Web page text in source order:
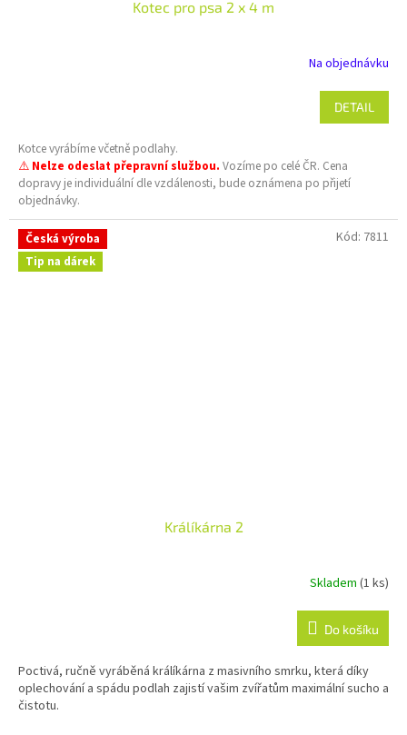
Kotec pro psa 2 x 4 m
Na objednávku
DETAIL
Kotce vyrábíme včetně podlahy.
⚠️ Nelze odeslat přepravní službou. Vozíme po celé ČR. Cena
dopravy je individuální dle vzdálenosti, bude oznámena po přijetí
objednávky.
Česká výroba
Tip na dárek
Králíkárna 2
z
5
hvězdiček.
Skladem(1 ks)
Do košíku
Poctivá, ručně vyráběná králíkárna z masivního smrku, která díky
oplechování a spádu podlah zajistí vašim zvířatům maximální sucho a
čistotu.
Kód: 7811